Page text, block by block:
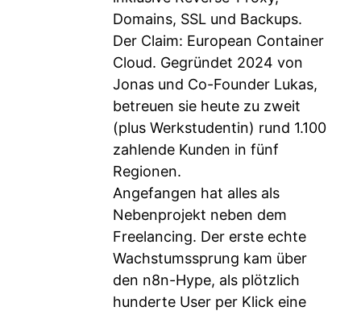
Domains, SSL und Backups.
Der Claim: European Container
Cloud. Gegründet 2024 von
Jonas und Co-Founder Lukas,
betreuen sie heute zu zweit
(plus Werkstudentin) rund 1.100
zahlende Kunden in fünf
Regionen.
Angefangen hat alles als
Nebenprojekt neben dem
Freelancing. Der erste echte
Wachstumssprung kam über
den n8n-Hype, als plötzlich
hunderte User per Klick eine